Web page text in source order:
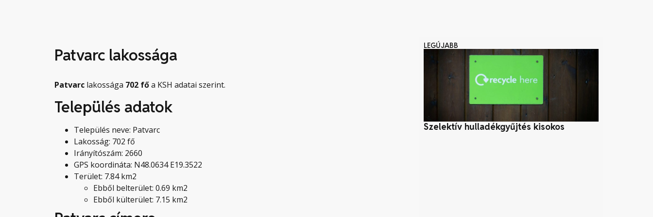
Patvarc lakossága
Patvarc lakossága 702 főa KSH adatai szerint.
Település adatok
Település neve: Patvarc
Lakosság: 702 fő
Irányítószám: 2660
GPS koordináta: N48.0634 E19.3522
Terület: 7.84 km2
Ebből belterület: 0.69 km2
Ebből külterület: 7.15 km2
LEGÚJABB
Szelektív hulladékgyűjtés kisokos